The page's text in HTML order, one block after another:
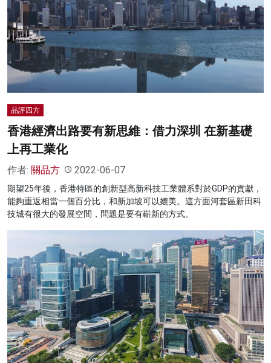
品評四方
香港經濟出路要有新思維：借力深圳 在新基礎
上再工業化
作者: 關品方 2022-06-07
期望25年後，香港特區的創新型高新科技工業體系對於GDP的貢獻，
能夠重返相當一個百分比，和新加坡可以媲美。這方面河套區新田科
技城有很大的發展空間，問題是要有嶄新的方式。